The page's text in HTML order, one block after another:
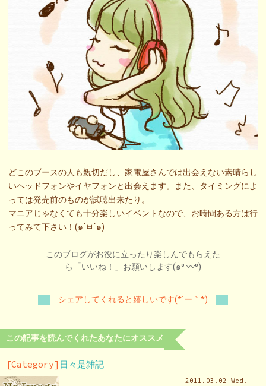
どこのブースの人も親切だし、家電屋さんでは出会えない素晴らし
いヘッドフォンやイヤフォンと出会えます。また、タイミングによ
っては発売前のものが試聴出来たり。
マニアじゃなくても十分楽しいイベントなので、お時間ある方は行
ってみて下さい！(๑´ㅂ`๑)
このブログがお役に立ったり楽しんでもらえた
ら「いいね！」お願いします(๑⁰ 〰⁰)
シェアしてくれると嬉しいです(*´ー｀*)
この記事を読んでくれたあなたにオススメ
[Category] 日々是雑記
2011.03.02 Wed.